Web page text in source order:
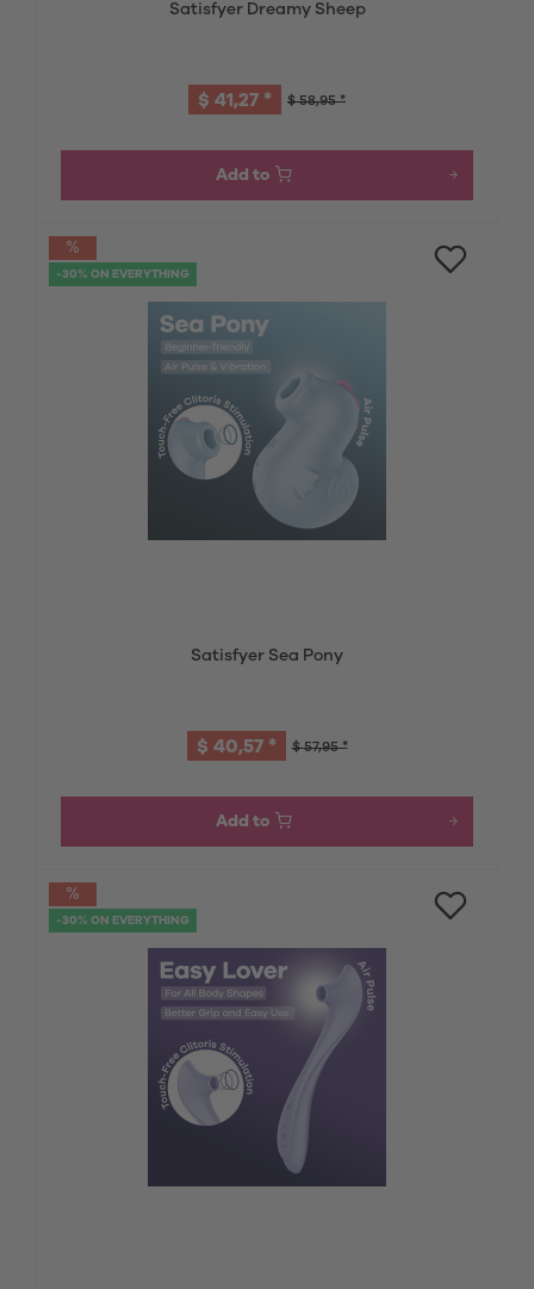
Satisfyer Dreamy Sheep
$ 58,95 *
$ 41,27 *
Add to
-30% ON EVERYTHING
Satisfyer Sea Pony
$ 57,95 *
$ 40,57 *
Add to
-30% ON EVERYTHING